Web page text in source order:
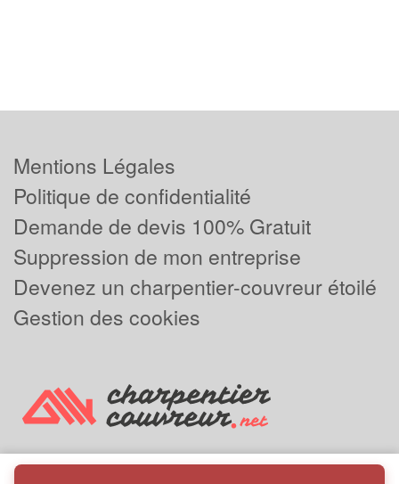
Mentions Légales
Politique de confidentialité
Demande de devis 100% Gratuit
Suppression de mon entreprise
Devenez un charpentier-couvreur étoilé
Gestion des cookies